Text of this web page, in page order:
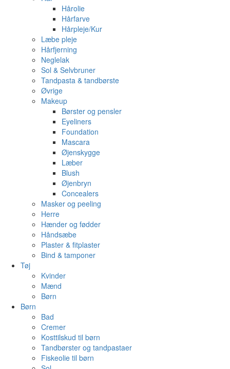
Hårolie
Hårfarve
Hårpleje/Kur
Læbe pleje
Hårfjerning
Neglelak
Sol & Selvbruner
Tandpasta & tandbørste
Øvrige
Makeup
Børster og pensler
Eyeliners
Foundation
Mascara
Øjenskygge
Læber
Blush
Øjenbryn
Concealers
Masker og peeling
Herre
Hænder og fødder
Håndsæbe
Plaster & fitplaster
Bind & tamponer
Tøj
Kvinder
Mænd
Børn
Børn
Bad
Cremer
Kosttilskud til børn
Tandbørster og tandpastaer
Fiskeolie til børn